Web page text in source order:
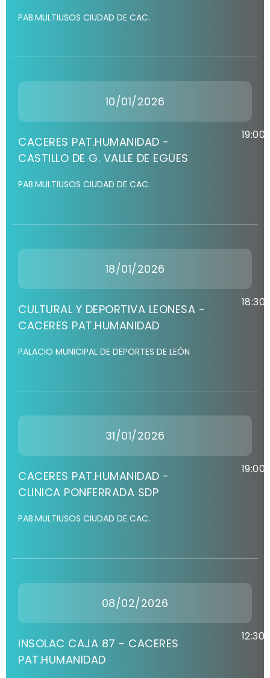
PAB.MULTIUSOS CIUDAD DE CAC.
10/01/2026
CACERES PAT.HUMANIDAD -
CASTILLO DE G. VALLE DE EGÜES
19:00
PAB.MULTIUSOS CIUDAD DE CAC.
18/01/2026
CULTURAL Y DEPORTIVA LEONESA -
CACERES PAT.HUMANIDAD
18:30
PALACIO MUNICIPAL DE DEPORTES DE LEÓN
31/01/2026
CACERES PAT.HUMANIDAD -
CLINICA PONFERRADA SDP
19:00
PAB.MULTIUSOS CIUDAD DE CAC.
08/02/2026
INSOLAC CAJA 87 - CACERES
PAT.HUMANIDAD
12:30